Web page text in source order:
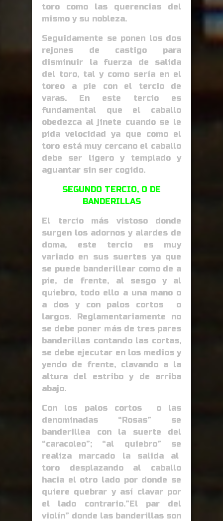
toro como las querencias del
mismo y su nobleza.
Seguidamente se ponen los dos
rejones de castigo para
disminuir la fuerza de salida
del toro, tal y como sería en el
toreo a pie con el tercio de
varas. En este tercio es
fundamental que el caballo
obedezca al jinete cuando se le
pida velocidad ya que como el
toro está muy cercano el caballo
debe ser ligero y templado y
aguantar sin ser cogido.
SEGUNDO TERCIO, O DE
BANDERILLAS
El tercio más vistoso donde
surgen los adornos y alardes de
doma, este tercio es muy
variado en sus suertes ya que
se puede banderillear como de a
pie, de frente, al sesgo y al
quiebro, todo ello a una mano o
a dos y con palos cortos o
largos. Reglamentariamente no
se debe poner más de tres pares
banderillas contando las cortas,
se debe ejecutar en los medios y
yendo de frente, clavando a la
altura del estribo y de arriba
abajo.
Con los palos cortos o las
denominadas “Rosas” se
banderillea con la suerte del
“caracoleo”; “al quiebro” se
realiza marcado la salida al
toro desplazando al caballo
hacia el otro lado por donde se
quiere quebrar y así clavar por
el lado contrario.”El par del
violín” donde las banderillas son